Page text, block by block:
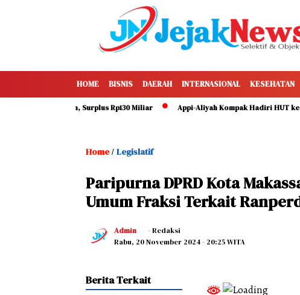
HOME BISNIS DAERAH INTERNASIONAL KESEHATAN
49 Persen, Surplus Rp130 Miliar Appi-Aliyah Kompak Hadiri HUT ke-102
Home / Legislatif
Paripurna DPRD Kota
Umum Fraksi Terkait
Admin
- Redaksi
Rabu, 20 November 2024- 20:25 WITA
Berita Terkait